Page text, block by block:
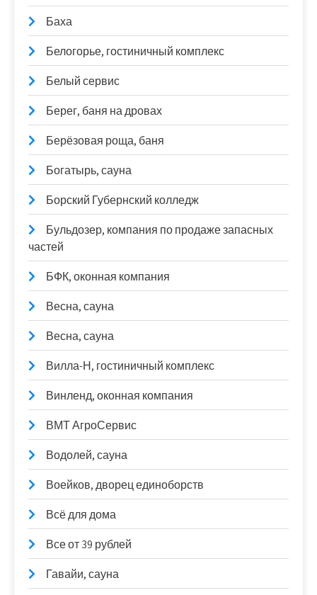
Баха
Белогорье, гостиничный комплекс
Белый сервис
Берег, баня на дровах
Берёзовая роща, баня
Богатырь, сауна
Борский Губернский колледж
Бульдозер, компания по продаже запасных
частей
БФК, оконная компания
Весна, сауна
Весна, сауна
Вилла-Н, гостиничный комплекс
Винленд, оконная компания
ВМТ АгроСервис
Водолей, сауна
Воейков, дворец единоборств
Всё для дома
Все от 39 рублей
Гавайи, сауна